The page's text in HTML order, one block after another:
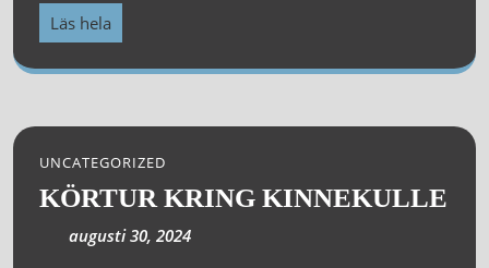
Läs hela
UNCATEGORIZED
KÖRTUR KRING KINNEKULLE
augusti 30, 2024